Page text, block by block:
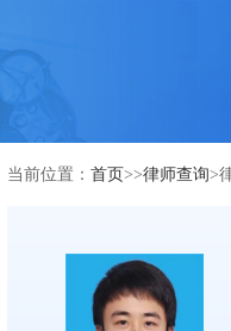
当前位置： 首页>>律师查询>